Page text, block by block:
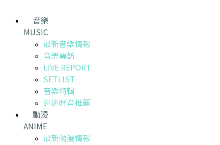
音樂
MUSIC
最新音樂情報
音樂專訪
LIVE REPORT
SETLIST
音樂特輯
迷迷好音推薦
動漫
ANIME
最新動漫情報